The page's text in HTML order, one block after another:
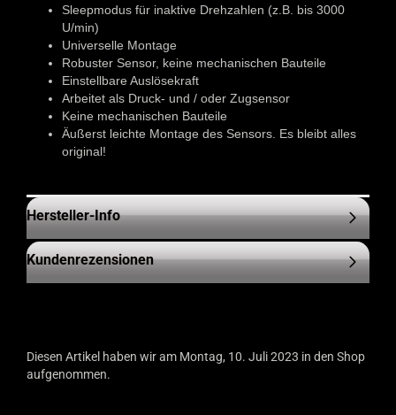
Sleepmodus für inaktive Drehzahlen (z.B. bis 3000
U/min)
Universelle Montage
Robuster Sensor, keine mechanischen Bauteile
Einstellbare Auslösekraft
Arbeitet als Druck- und / oder Zugsensor
Keine mechanischen Bauteile
Äußerst leichte Montage des Sensors. Es bleibt alles
original!
Hersteller-Info
Kundenrezensionen
Diesen Artikel haben wir am Montag, 10. Juli 2023 in den Shop
aufgenommen.